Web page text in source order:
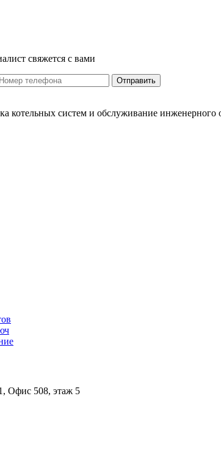
свяжется с вами
Отправить
котельных систем и обслуживание
Офис 508, этаж 5